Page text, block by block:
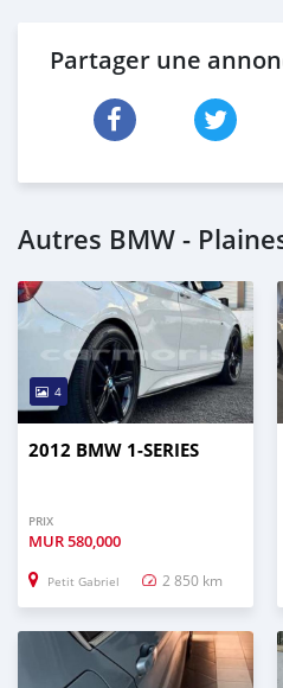
Partager une
Autres BMW -
4
2012 BMW 1-SERIES
PRIX
MUR580,000
Petit Gabriel 2 850 km